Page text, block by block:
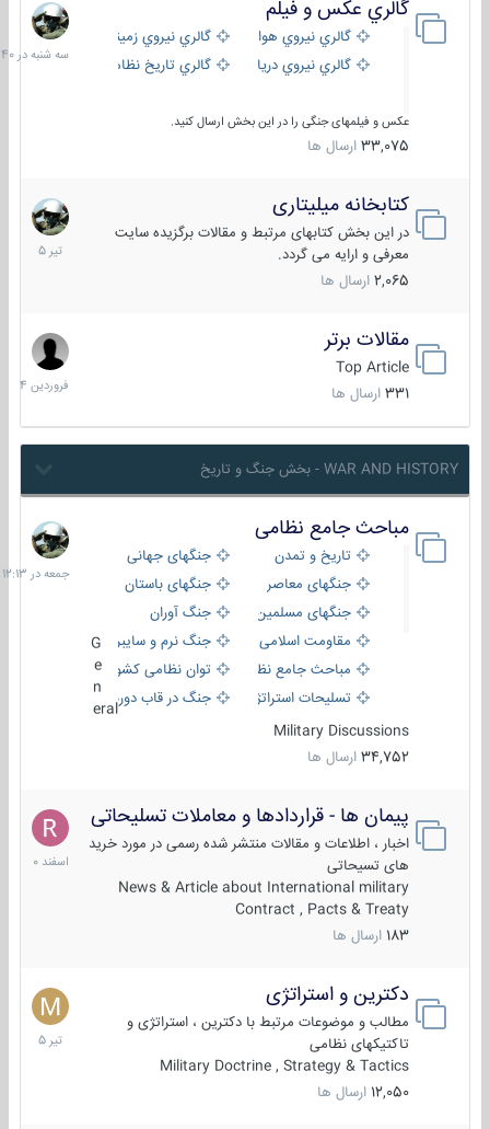
گالري عكس و فيلم
گالري نيروي هوايي
گالري نيروي زميني
گالري نيروي دريايي
گالري تاریخ نظامی
عکس و فیلمهای جنگی را در این بخش ارسال کنید.
33,075 ارسال ها
سه
شنبه
در
کتابخانه میلیتاری
در این بخش کتابهای مرتبط و مقالات برگزیده سایت
معرفی و ارایه می گردد.
2,065 ارسال ها
16
تیر
1405
مقالات برتر
Top Article
331 ارسال ها
29
فروردین
1404
WAR AND HISTORY - بخش جنگ و تاریخ
مباحث جامع نظامی
تاریخ و تمدن
جنگهای جهانی
جنگهای معاصر
جنگهای باستان
جنگهای مسلمین
جنگ آوران
مقاومت اسلامی
جنگ نرم و سایبری
مباحث جامع نظامی
توان نظامی کشورها
تسلیحات استراتژیک
جنگ در قاب دوربین
eral
Military Discussions
34,752 ارسال ها
جمعه
در
12:13
پیمان ها - قراردادها و معاملات تسلیحاتی
اخبار ، اطلاعات و مقالات منتشر شده رسمی در مورد خرید
های تسیحاتی
News & Article about International military
Contract , Pacts & Treaty
183 ارسال ها
7
اسفند
1400
دکترین و استراتژی
مطالب و موضوعات مرتبط با دکترین ، استراتژی و
تاکتیکهای نظامی
Military Doctrine , Strategy & Tactics
12,050 ارسال ها
27
تیر
1405